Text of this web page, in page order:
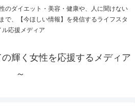
のダイエット・美容・健康や、人に聞けない
で、【今ほしい情報】を発信するライフスタ
ル応援メディア
く女性を応援するメディア
～